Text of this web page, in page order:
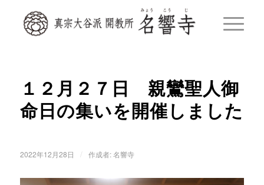
１２月２７日 親鸞聖人御
命日の集いを開催しました
2022年12月28日 作成者:名響寺